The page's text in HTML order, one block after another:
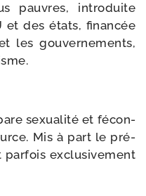
pauvres, intro­duite
et des états, finan­cée
les gou­ver­ne­ments,
sexua­li­té et fécon­
Mis à part le pré­
par­fois exclu­si­ve­ment